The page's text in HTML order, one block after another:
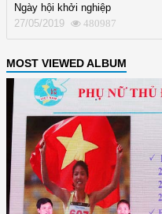
Ngày hội khởi nghiệp
27/05/2019
480987
MOST VIEWED ALBUM